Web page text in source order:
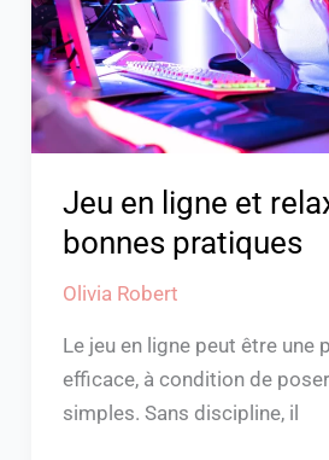
Jeu en ligne et
bonnes pratiques
Olivia Robert
Le jeu en ligne peut être une
efficace, à condition de
simples. Sans discipline, il
:
les
bonnes
pratiques